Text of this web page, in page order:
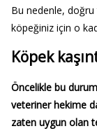
Bu nedenle, doğru
köpeğiniz için o
Köpek
Öncelikle bu
veteriner hekime
zaten uygun olan